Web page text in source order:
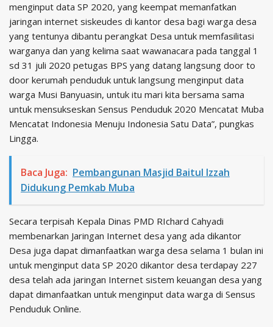
menginput data SP 2020, yang keempat memanfatkan
jaringan internet siskeudes di kantor desa bagi warga desa
yang tentunya dibantu perangkat Desa untuk memfasilitasi
warganya dan yang kelima saat wawanacara pada tanggal 1
sd 31 juli 2020 petugas BPS yang datang langsung door to
door kerumah penduduk untuk langsung menginput data
warga Musi Banyuasin, untuk itu mari kita bersama sama
untuk mensukseskan Sensus Penduduk 2020 Mencatat Muba
Mencatat Indonesia Menuju Indonesia Satu Data”, pungkas
Lingga.
Baca Juga: Pembangunan Masjid Baitul Izzah
Didukung Pemkab Muba
Secara terpisah Kepala Dinas PMD RIchard Cahyadi
membenarkan Jaringan Internet desa yang ada dikantor
Desa juga dapat dimanfaatkan warga desa selama 1 bulan ini
untuk menginput data SP 2020 dikantor desa terdapay 227
desa telah ada jaringan Internet sistem keuangan desa yang
dapat dimanfaatkan untuk menginput data warga di Sensus
Penduduk Online.